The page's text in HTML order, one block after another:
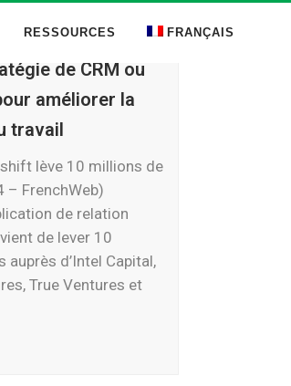
RESSOURCES FRANÇAIS
de CRM ou
améliorer la
travail
lève 10 millions de
FrenchWeb)
de relation
de lever 10
d’Intel Capital,
True Ventures et